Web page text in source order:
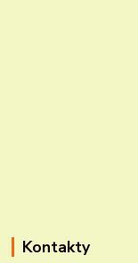
Kontakty